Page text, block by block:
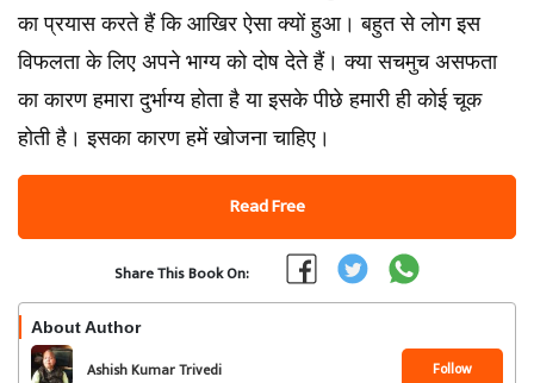
का प्रयास करते हैं कि आखिर ऐसा क्यों हुआ। बहुत से लोग इस
विफलता के लिए अपने भाग्य को दोष देते हैं। क्या सचमुच असफता
का कारण हमारा दुर्भाग्य होता है या इसके पीछे हमारी ही कोई चूक
होती है। इसका कारण हमें खोजना चाहिए।
Read Free
Share This Book On:
About Author
Ashish Kumar Trivedi Follow